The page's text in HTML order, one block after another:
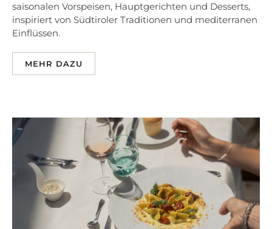
saisonalen Vorspeisen, Hauptgerichten und Desserts,
inspiriert von Südtiroler Traditionen und mediterranen
Einflüssen.
MEHR DAZU